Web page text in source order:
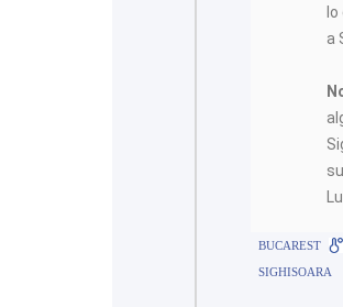
a
BUCAREST
SIGHISOARA